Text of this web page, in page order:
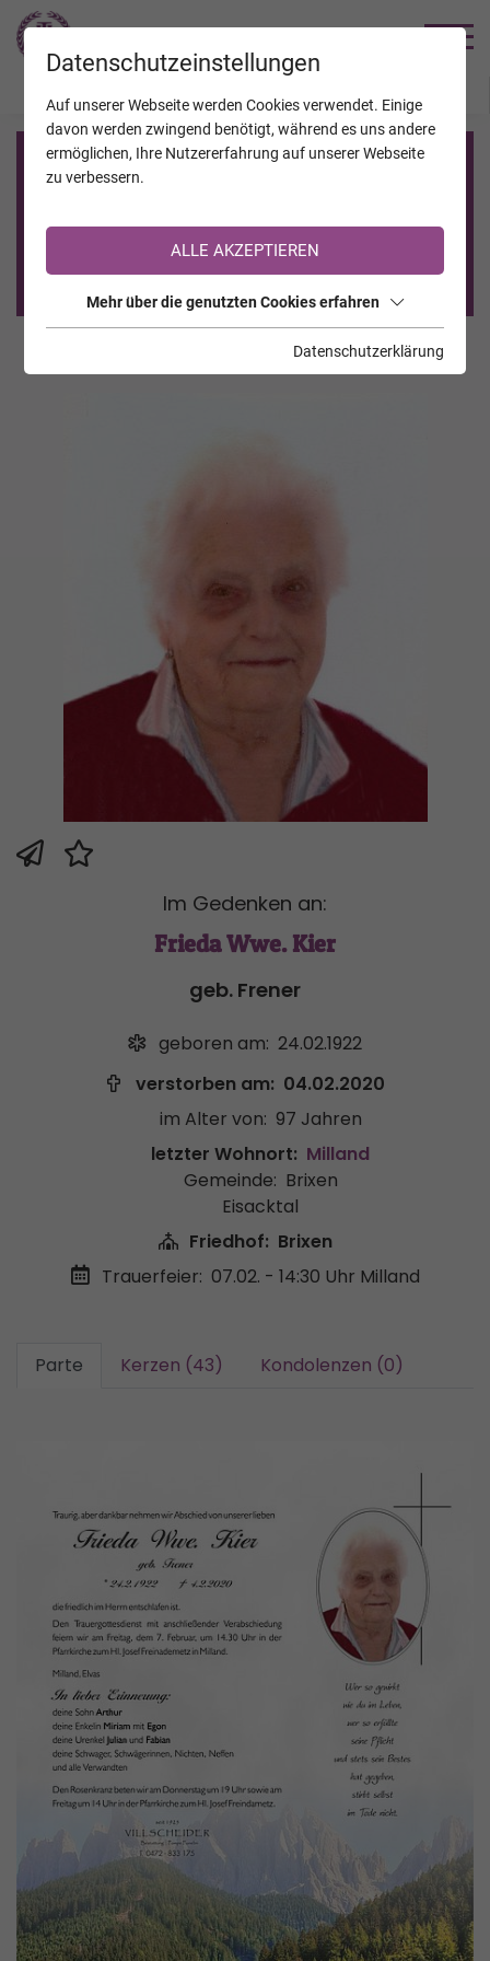
Registrierung auf TrauerHilfe.it
Sie sind noch nicht auf TrauerHilfe.it registriert?
>> zur kostenlosen Registrierung <<
Im Gedenken an:
Frieda Wwe. Kier
geb. Frener
geboren am: 24.02.1922
verstorben am: 04.02.2020
im Alter von: 97 Jahren
letzter Wohnort: Milland
Gemeinde: Brixen
Eisacktal
Friedhof: Brixen
Trauerfeier: 07.02. - 14:30 Uhr Milland
Parte Kerzen (43) Kondolenzen (0)
Datenschutzeinstellungen
Auf unserer Webseite werden Cookies verwendet. Einige
davon werden zwingend benötigt, während es uns andere
ermöglichen, Ihre Nutzererfahrung auf unserer Webseite
zu verbessern.
ALLE AKZEPTIEREN
Mehr über die genutzten Cookies erfahren
Datenschutzerklärung
JAHRESTAGE KALENDER VERSTORBENE